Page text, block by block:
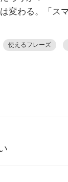
変わる。「ス
使えるフレーズ